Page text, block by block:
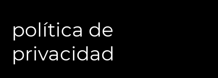
política de
privacidad